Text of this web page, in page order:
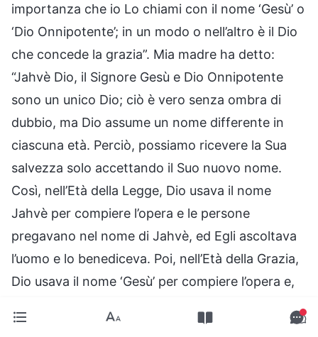
importanza che io Lo chiami con il nome ‘Gesù’ o
‘Dio Onnipotente’; in un modo o nell’altro è il Dio
che concede la grazia”. Mia madre ha detto:
“Jahvè Dio, il Signore Gesù e Dio Onnipotente
sono un unico Dio; ciò è vero senza ombra di
dubbio, ma Dio assume un nome differente in
ciascuna età. Perciò, possiamo ricevere la Sua
salvezza solo accettando il Suo nuovo nome.
Così, nell’Età della Legge, Dio usava il nome
Jahvè per compiere l’opera e le persone
pregavano nel nome di Jahvè, ed Egli ascoltava
l’uomo e lo benediceva. Poi, nell’Età della Grazia,
Dio usava il nome ‘Gesù’ per compiere l’opera e,
nome di Gesù, altrimenti non sarebbero state